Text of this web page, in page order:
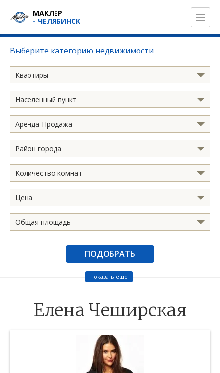
МАКЛЕР
- ЧЕЛЯБИНСК
Выберите категорию недвижимости
Квартиры
Населенный пункт
Аренда-Продажа
Район города
Количество комнат
Цена
Общая площадь
ПОДОБРАТЬ
показать ещё
Елена Чеширская